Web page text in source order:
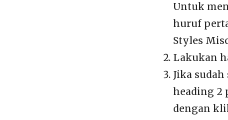
Untuk
huruf
Styles
Lakukan
Jika
heading 2
dengan